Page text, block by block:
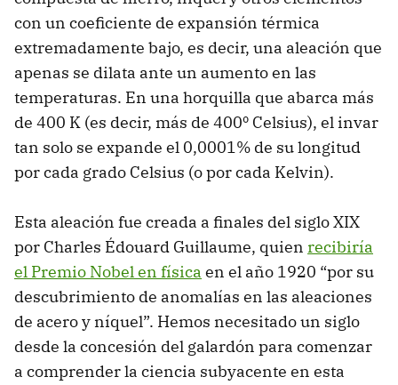
con un coeficiente de expansión térmica
extremadamente bajo, es decir, una aleación que
apenas se dilata ante un aumento en las
temperaturas. En una horquilla que abarca más
de 400 K (es decir, más de 400º Celsius), el invar
tan solo se expande el 0,0001% de su longitud
por cada grado Celsius (o por cada Kelvin).
Esta aleación fue creada a finales del siglo XIX
por Charles Édouard Guillaume, quien recibiría
el Premio Nobel en física en el año 1920 “por su
descubrimiento de anomalías en las aleaciones
de acero y níquel”. Hemos necesitado un siglo
desde la concesión del galardón para comenzar
a comprender la ciencia subyacente en esta